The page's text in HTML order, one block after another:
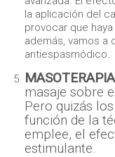
la aplicación del
provocar que
además, vamos a
antiespasmódico.
masaje sobre
Pero quizás
función de la
emplee, el
estimulante.